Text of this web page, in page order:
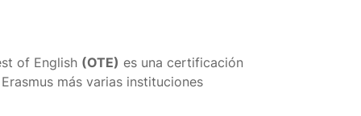
of English (OTE) es una certificación
más varias instituciones